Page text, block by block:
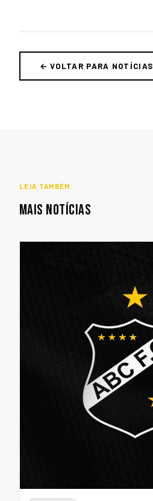
← VOLTAR PARA NOTÍCIAS
LEIA TAMBÉM
MAIS NOTÍCIAS